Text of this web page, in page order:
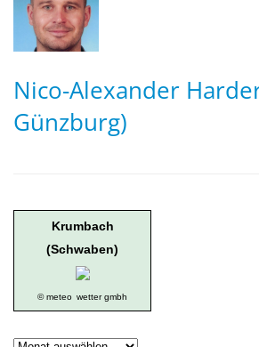
Nico-Alexander
Günzburg)
Krumbach
(Schwaben)
© meteo wetter gmbh